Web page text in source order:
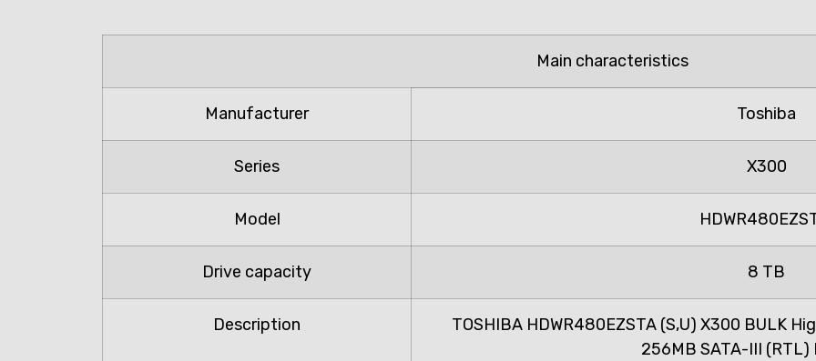
Main characteristics
Manufacturer Toshiba
Series X300
Model
Drive capacity 8 TB
Description
TOSHIBA HDWR480EZSTA (S,U) X300 BULK
256MB SATA-III (RTL)